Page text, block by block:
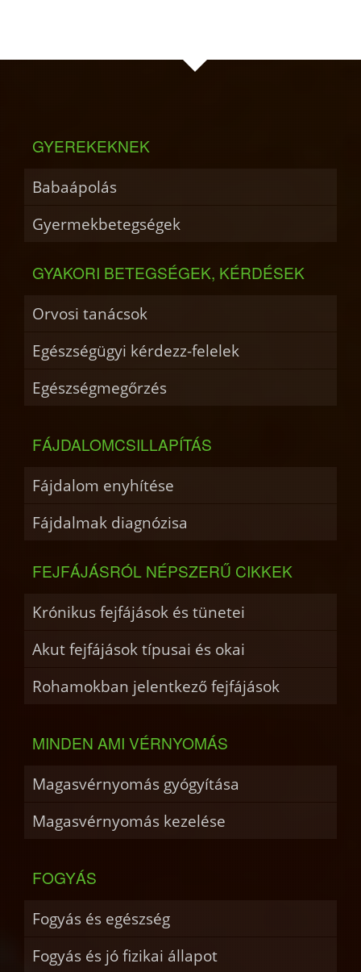
GYEREKEKNEK
Babaápolás
Gyermekbetegségek
GYAKORI BETEGSÉGEK, KÉRDÉSEK
Orvosi tanácsok
Egészségügyi kérdezz-felelek
Egészségmegőrzés
FÁJDALOMCSILLAPÍTÁS
Fájdalom enyhítése
Fájdalmak diagnózisa
FEJFÁJÁSRÓL NÉPSZERŰ CIKKEK
Krónikus fejfájások és tünetei
Akut fejfájások típusai és okai
Rohamokban jelentkező fejfájások
MINDEN AMI VÉRNYOMÁS
Magasvérnyomás gyógyítása
Magasvérnyomás kezelése
FOGYÁS
Fogyás és egészség
Fogyás és jó fizikai állapot